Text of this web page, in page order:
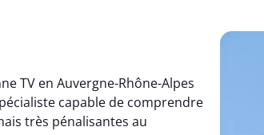
TV en Auvergne-Rhône-Alpes
capable de comprendre
très pénalisantes au